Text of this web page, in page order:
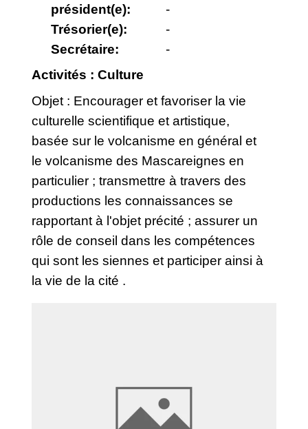
président(e):
Trésorier(e):
Secrétaire:
-
-
-
Activités : Culture
Objet : Encourager et favoriser la vie
culturelle scientifique et artistique,
basée sur le volcanisme en général et
le volcanisme des Mascareignes en
particulier ; transmettre à travers des
productions les connaissances se
rapportant à l'objet précité ; assurer un
rôle de conseil dans les compétences
qui sont les siennes et participer ainsi à
la vie de la cité .